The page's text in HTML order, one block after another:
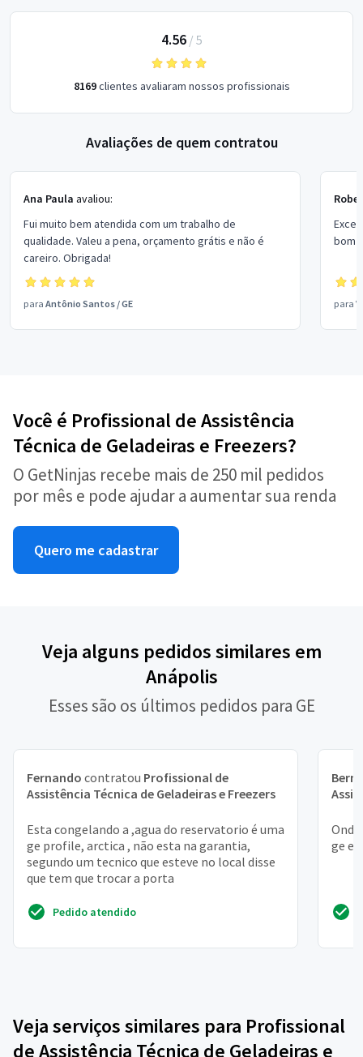
4.56/ 5
8169clientes avaliaram nossos profissionais
Avaliações de quem contratou
Ana Paula avaliou:
Fui muito bem atendida com um trabalho de
qualidade. Valeu a pena, orçamento grátis e não é
careiro. Obrigada!
para Antônio Santos /GE
bom
para
Você é Profissional de Assistência
Técnica de Geladeiras e Freezers?
O GetNinjas recebe mais de 250 mil pedidos
por mês e pode ajudar a aumentar sua renda
Quero me cadastrar
Veja alguns pedidos similares em
Anápolis
Esses são os últimos pedidos para GE
Fernando contratou Profissional de
Assistência Técnica de Geladeiras e Freezers
Esta congelando a ,agua do reservatorio é uma
ge profile, arctica , não esta na garantia,
segundo um tecnico que esteve no local disse
que tem que trocar a porta
Pedido atendido
ge
Veja serviços similares para Profissional
de Assistência Técnica de Geladeiras e